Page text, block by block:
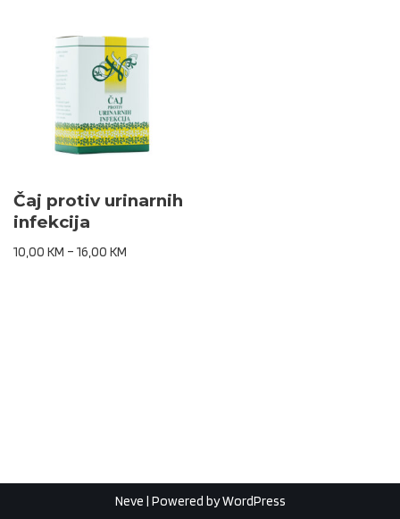
Čaj protiv urinarnih
infekcija
10,00 KM – 16,00 KM
Neve | Powered byWordPress